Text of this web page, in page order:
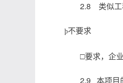
2.8 类似工
þ不要求
□要求，企
2.9 本项目